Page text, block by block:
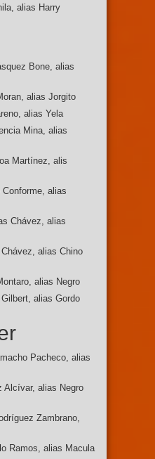
alias Harry
Bone, alias
alias Jorgito
alias Yela
Mina, alias
Martínez, alis
alias
Chávez, alias
alias Chino
alias Negro
alias Gordo
Pacheco, alias
Alcívar, alias Negro
Zambrano,
Ramos, alias Macula